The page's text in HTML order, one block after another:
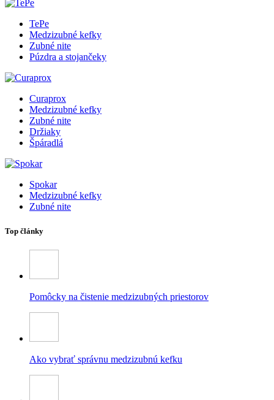
TePe
Medzizubné kefky
Zubné nite
Púzdra a stojančeky
Curaprox
Medzizubné kefky
Zubné nite
Držiaky
Špáradlá
Spokar
Medzizubné kefky
Zubné nite
Top články
Pomôcky na čistenie medzizubných priestorov
Ako vybrať správnu medzizubnú kefku